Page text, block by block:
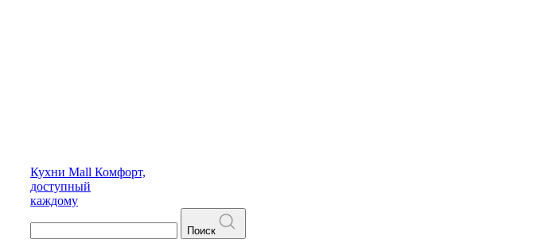
Кухни Mall Комфорт,
доступный
каждому
Поиск